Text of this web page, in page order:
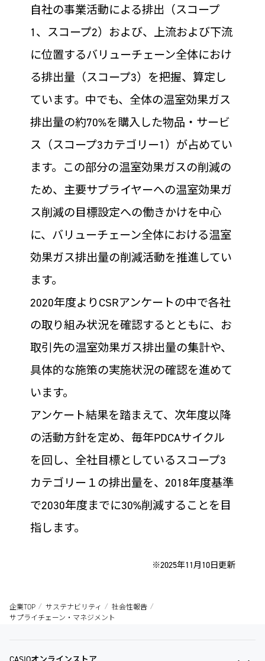
自社の事業活動による排出（スコープ
1、スコープ2）および、上流および下流
に位置するバリューチェーン全体におけ
る排出量（スコープ3）を把握、算定し
ています。中でも、全体の温室効果ガス
排出量の約70%を購入した物品・サービ
ス（スコープ3カテゴリー1）が占めてい
ます。この部分の温室効果ガスの削減の
ため、主要サプライヤーへの温室効果ガ
ス削減の目標設定への働きかけを中心
に、バリューチェーン全体における温室
効果ガス排出量の削減活動を推進してい
ます。
2020年度よりCSRアンケートの中で各社
の取り組み状況を確認するとともに、お
取引先の温室効果ガス排出量の集計や、
具体的な施策の実施状況の確認を進めて
います。
アンケート結果を踏まえて、次年度以降
の活動方針を定め、毎年PDCAサイクル
を回し、全社目標としているスコープ3
カテゴリー１の排出量を、2018年度基準
で2030年度までに30%削減することを目
指します。
※2025年11月10日更新
企業TOP サステナビリティ
社会性報告
サプライチェーン・マネジメント